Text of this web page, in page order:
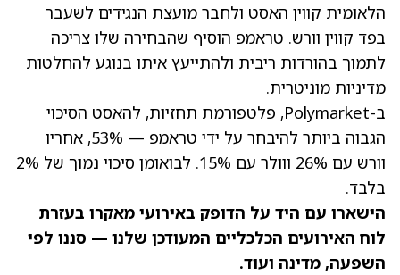
הלאומית קווין האסט ולחבר מועצת הנגידים לשעבר
בפד קווין וורש. טראמפ הוסיף שהבחירה שלו צריכה
לתמוך בהורדות ריבית ולהתייעץ איתו בנוגע להחלטות
מדיניות מוניטרית.
ב-Polymarket, פלטפורמת תחזיות, להאסט הסיכוי
הגבוה ביותר להיבחר על ידי טראמפ — 53%, אחריו
וורש עם 26% ווולר עם 15%. לבואומן סיכוי נמוך של 2%
בלבד.
הישארו עם היד על הדופק באירועי מאקרו בעזרת
לוח האירועים הכלכליים המעודכן שלנו — סננו לפי
השפעה, מדינה ועוד.